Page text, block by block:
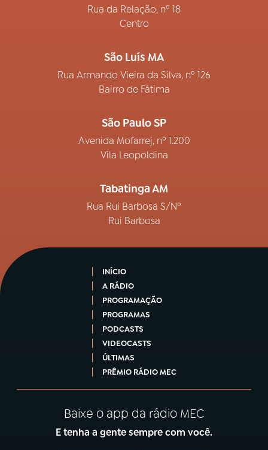
Rua da Relação, nº 18
Centro
São Luís MA
Rua Armando Vieira da Silva, nº 126
Bairro de Fátima
São Paulo SP
Avenida Mofarrej, nº 1.200
Vila Leopoldina
Tabatinga AM
Rua Rui Barbosa S/Nº
Rui Barbosa
INÍCIO
A RÁDIO
PROGRAMAÇÃO
PROGRAMAS
PODCASTS
VIDEOCASTS
ÚLTIMAS
PRÊMIO RÁDIO MEC
Baixe o app da rádio MEC
E tenha a gente sempre com você.